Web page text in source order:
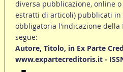
diversa pubblicazione, online
estratti di articoli) pubblicati in
obbligatoria l'indicazione della
segue:
Autore, Titolo, in Ex Parte
www.expartecreditoris.it -